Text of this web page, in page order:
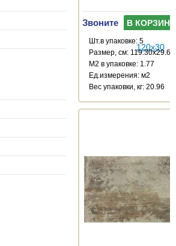
Звоните В КОРЗИНУ
Шт.в упаковке: 5
Размер, см: 119.30x29.67
М2 в упаковке: 1.77
Ед.измерения: м2
Веc упаковки, кг: 20.96